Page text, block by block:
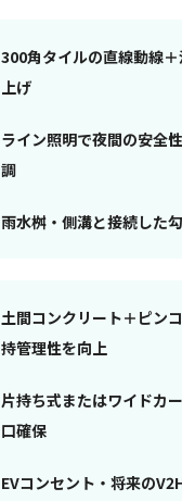
300角タイルの直線動線
上げ
ライン照明で夜間の安全
調
雨水桝・側溝と接続した
土間コンクリート＋ピン
持管理性を向上
片持ち式またはワイドカ
口確保
EVコンセント・将来の